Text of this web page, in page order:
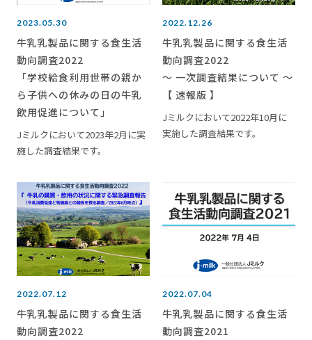
2023.05.30
牛乳乳製品に関する食生活
動向調査2022
「学校給食利用世帯の親か
ら子供への休みの日の牛乳
飲用促進について」
Jミルクにおいて2023年2月に実
施した調査結果です。
2022.12.26
牛乳乳製品に関する食生活
動向調査2022
～ 一次調査結果について ～
【 速報版 】
Jミルクにおいて2022年10月に
実施した調査結果です。
2022.07.12
牛乳乳製品に関する食生活
動向調査2022
2022.07.04
牛乳乳製品に関する食生活
動向調査2021